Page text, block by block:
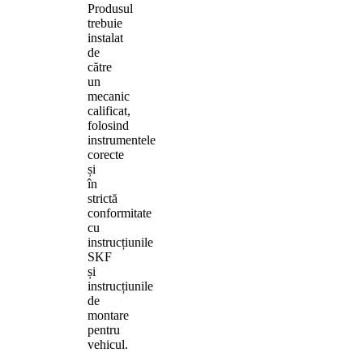
Produsul
trebuie
instalat
de
către
un
mecanic
calificat,
folosind
instrumentele
corecte
și
în
strictă
conformitate
cu
instrucțiunile
SKF
și
instrucțiunile
de
montare
pentru
vehicul.